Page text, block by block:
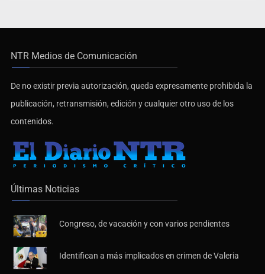
NTR Medios de Comunicación
De no existir previa autorización, queda expresamente prohibida la
publicación, retransmisión, edición y cualquier otro uso de los
contenidos.
Últimas Noticias
Congreso, de vacación y con varios pendientes
Identifican a más implicados en crimen de Valeria